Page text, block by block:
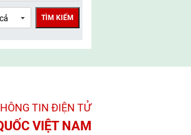
tỉnh Lào Cai
tỉnh Thái Nguyên
tỉnh Bắc Ninh
tỉnh Ninh Bình
tỉnh Quảng Trị
TÌM KIẾM
TIN ĐIỆN TỬ­
VIỆT NAM